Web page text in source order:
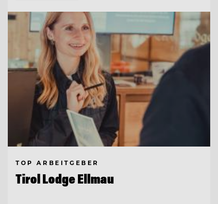
TOP ARBEITGEBER
Tirol Lodge Ellmau